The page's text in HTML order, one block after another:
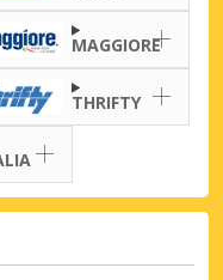
MAGGIORE
THRIFTY